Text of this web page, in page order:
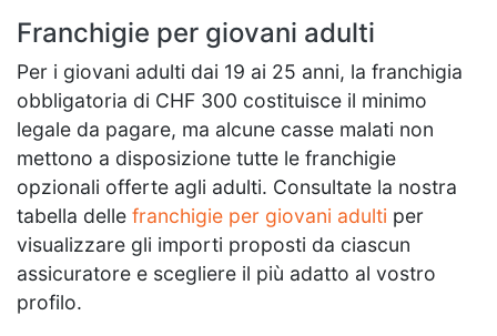
Franchigie per giovani adulti
Per i giovani adulti dai 19 ai 25 anni, la franchigia
obbligatoria di CHF 300 costituisce il minimo
legale da pagare, ma alcune casse malati non
mettono a disposizione tutte le franchigie
opzionali offerte agli adulti. Consultate la nostra
tabella delle franchigie per giovani adulti per
visualizzare gli importi proposti da ciascun
assicuratore e scegliere il più adatto al vostro
profilo.